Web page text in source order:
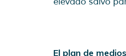
El plan de medios